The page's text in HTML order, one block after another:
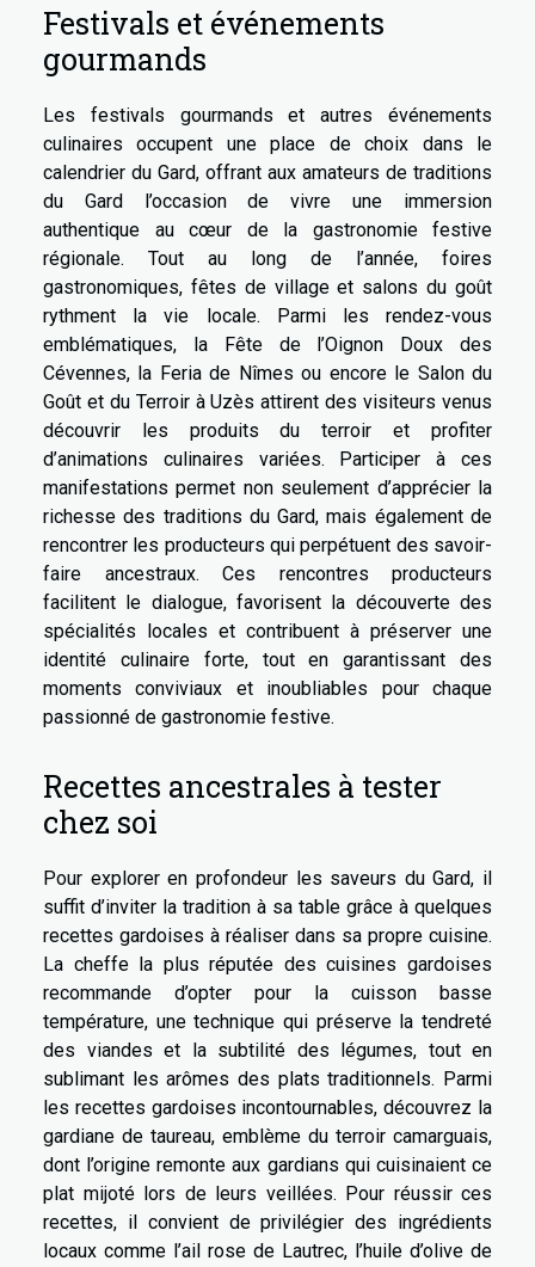
Festivals et événements
gourmands
Les festivals gourmands et autres événements
culinaires occupent une place de choix dans le
calendrier du Gard, offrant aux amateurs de traditions
du Gard l’occasion de vivre une immersion
authentique au cœur de la gastronomie festive
régionale. Tout au long de l’année, foires
gastronomiques, fêtes de village et salons du goût
rythment la vie locale. Parmi les rendez-vous
emblématiques, la Fête de l’Oignon Doux des
Cévennes, la Feria de Nîmes ou encore le Salon du
Goût et du Terroir à Uzès attirent des visiteurs venus
découvrir les produits du terroir et profiter
d’animations culinaires variées. Participer à ces
manifestations permet non seulement d’apprécier la
richesse des traditions du Gard, mais également de
rencontrer les producteurs qui perpétuent des savoir-
faire ancestraux. Ces rencontres producteurs
facilitent le dialogue, favorisent la découverte des
spécialités locales et contribuent à préserver une
identité culinaire forte, tout en garantissant des
moments conviviaux et inoubliables pour chaque
passionné de gastronomie festive.
Recettes ancestrales à tester
chez soi
Pour explorer en profondeur les saveurs du Gard, il
suffit d’inviter la tradition à sa table grâce à quelques
recettes gardoises à réaliser dans sa propre cuisine.
La cheffe la plus réputée des cuisines gardoises
recommande d’opter pour la cuisson basse
température, une technique qui préserve la tendreté
des viandes et la subtilité des légumes, tout en
sublimant les arômes des plats traditionnels. Parmi
les recettes gardoises incontournables, découvrez la
gardiane de taureau, emblème du terroir camarguais,
dont l’origine remonte aux gardians qui cuisinaient ce
plat mijoté lors de leurs veillées. Pour réussir ces
recettes, il convient de privilégier des ingrédients
locaux comme l’ail rose de Lautrec, l’huile d’olive de